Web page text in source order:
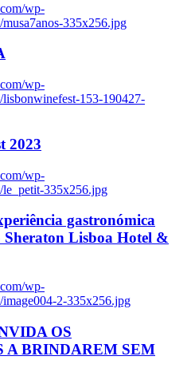
wp-
335x256.jpg
wp-
153-190427-
2023
wp-
le_petit-335x256.jpg
gastronómica
Sheraton Lisboa Hotel &
wp-
2-335x256.jpg
OS
A BRINDAREM SEM